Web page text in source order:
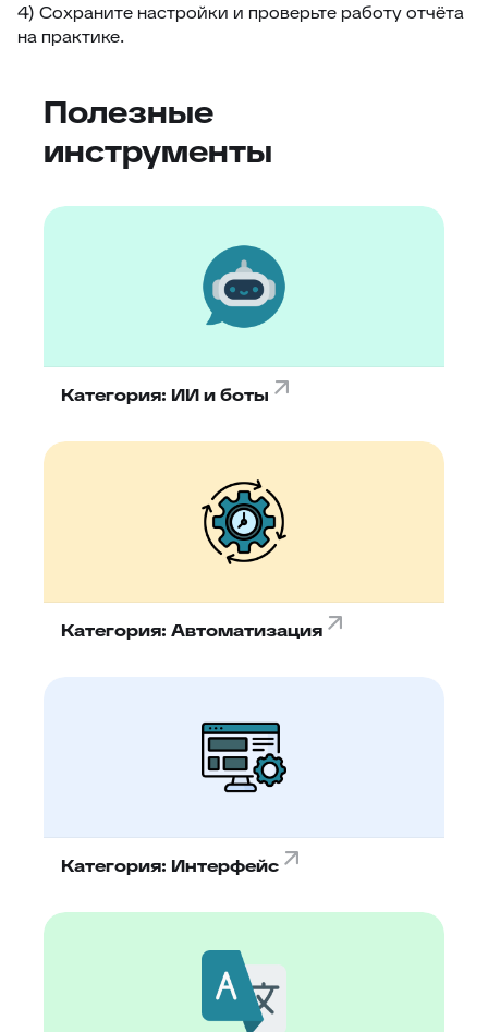
4) Сохраните настройки и проверьте работу отчёта
на практике.
Полезные
инструменты
Категория: ИИ и боты
Категория: Автоматизация
Категория: Интерфейс